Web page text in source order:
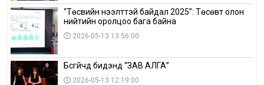
“Төсвийн нээлттэй байдал 2025”: Төсөвт олон
нийтийн оролцоо бага байна
2026-05-13 13:56:00
Бүсгүйчүүд бидэнд “ЗАВ АЛГА”
2026-05-13 12:19:00